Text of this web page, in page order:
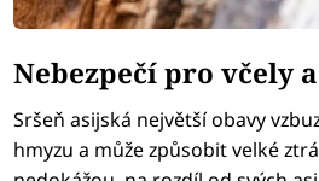
Nebezpečí pro včely
Sršeň asijská největší obavy
hmyzu a může způsobit velké